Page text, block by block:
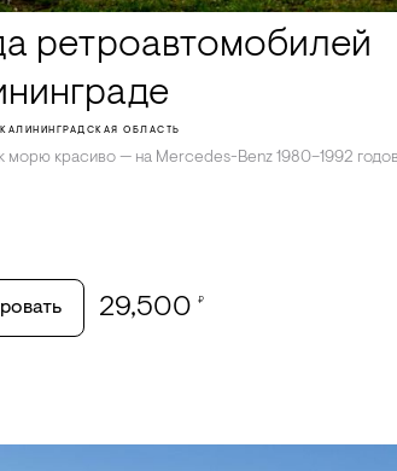
ретроавтомобилей
ОБЛАСТЬ
морю красиво — на Mercedes-Benz 1980–1992
29,500 ₽